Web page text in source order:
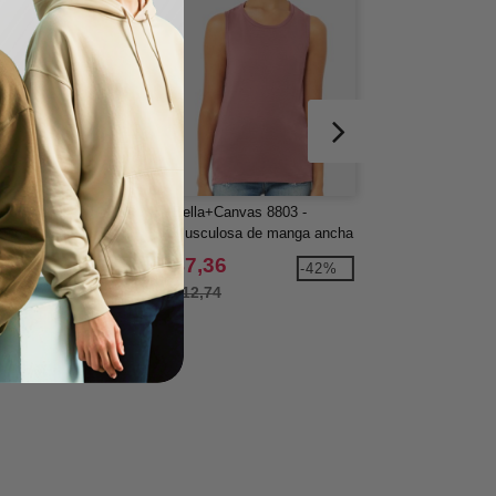
8430 -
Triblend
-39%
Bella+Canvas 8803 -
Musculosa de manga ancha
$7,36
$12,74
-42%